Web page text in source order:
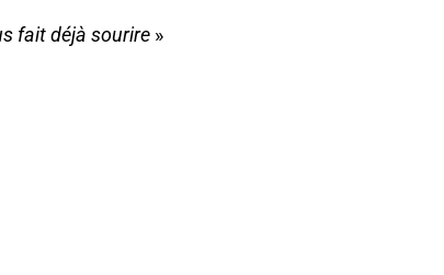
fait déjà sourire»